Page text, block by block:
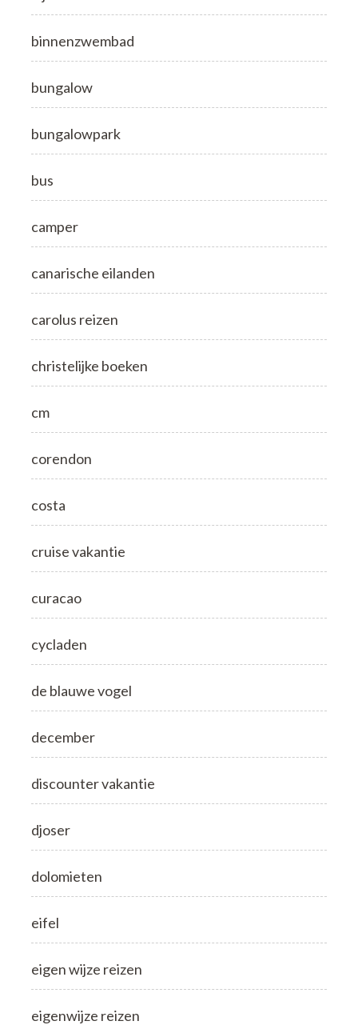
binnenzwembad
bungalow
bungalowpark
bus
camper
canarische eilanden
carolus reizen
christelijke boeken
cm
corendon
costa
cruise vakantie
curacao
cycladen
de blauwe vogel
december
discounter vakantie
djoser
dolomieten
eifel
eigen wijze reizen
eigenwijze reizen